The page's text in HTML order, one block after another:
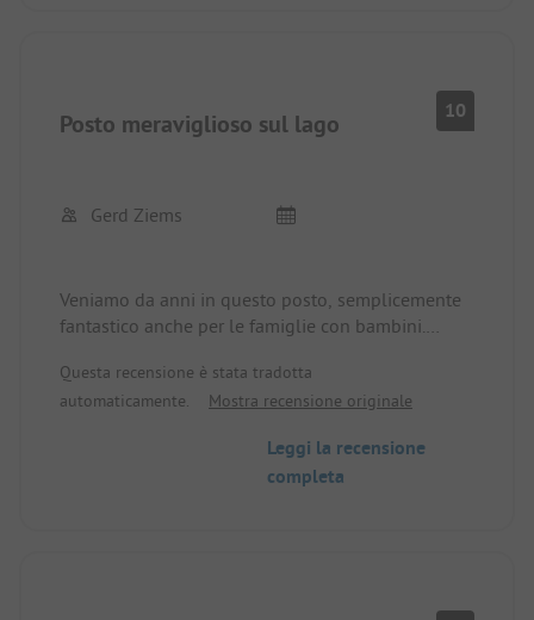
Posto meraviglioso sul lago 10
Gerd Ziems
Veniamo da anni in questo posto, semplicemente
fantastico anche per le famiglie con bambini.
si prendono sempre cura di te.
La recensione in passato "troppo costoso" è
estremamente giusti, nessuna tariffa fissa, così
ognuno paga solo il proprio consumo che non è
Questa recensione è stata tradotta
automaticamente.
Mostra recensione originale
Leggi la recensione
completa